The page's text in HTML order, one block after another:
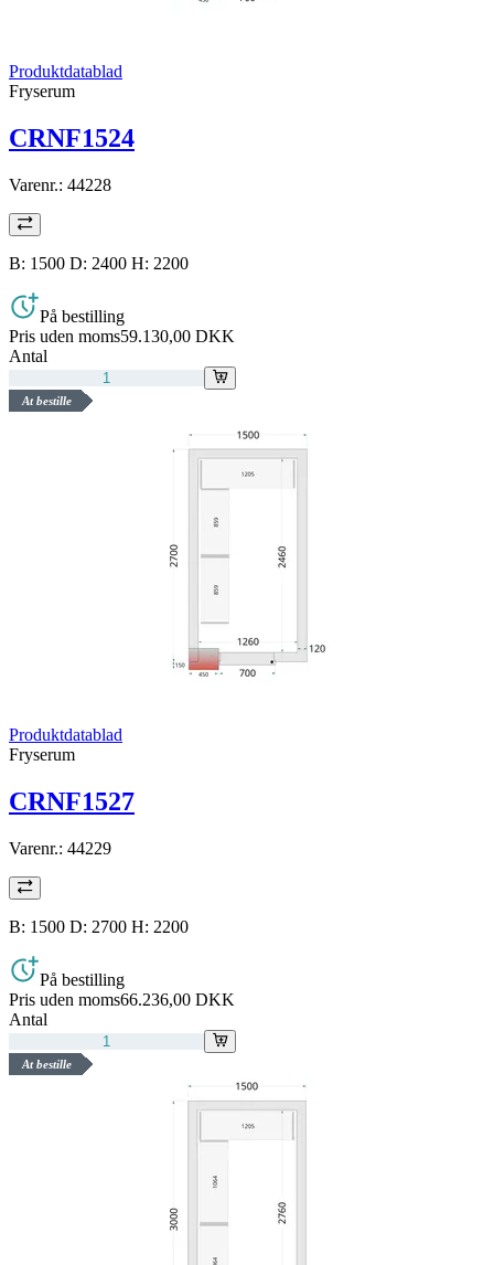
Produktdatablad
Fryserum
CRNF1524
Varenr.: 44228
B: 1500 D: 2400 H: 2200
På bestilling
Pris uden moms59.130,00 DKK
Antal
At bestille
Produktdatablad
Fryserum
CRNF1527
Varenr.: 44229
B: 1500 D: 2700 H: 2200
På bestilling
Pris uden moms66.236,00 DKK
Antal
At bestille